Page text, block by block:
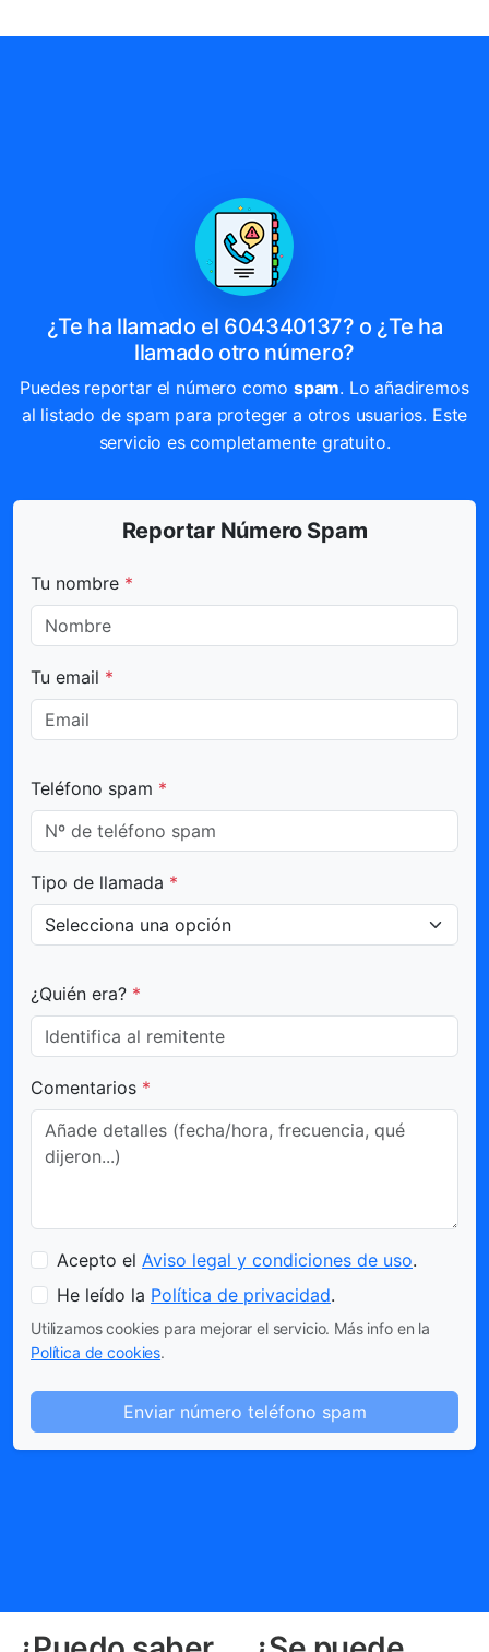
¿Te ha llamado el 604340137? o ¿Te ha
llamado otro número?
Puedes reportar el número como spam. Lo añadiremos
al listado de spam para proteger a otros usuarios. Este
servicio es completamente gratuito.
Reportar Número Spam
Tu nombre *
Tu email *
Teléfono spam *
Tipo de llamada *
¿Quién era? *
Comentarios *
Acepto el Aviso legal y condiciones de uso.
He leído la Política de privacidad.
Utilizamos cookies para mejorar el servicio. Más info en la
Política de cookies.
Enviar número teléfono spam